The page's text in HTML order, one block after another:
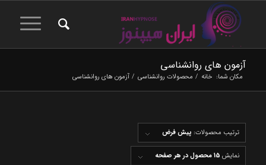
آزمون های روانشناسی
مکان شما: خانه / محصولات روانشناسی / آزمون های روانشناسی
ترتیب محصولات: پیش فرض
نمایش 15 محصول در هر صفحه